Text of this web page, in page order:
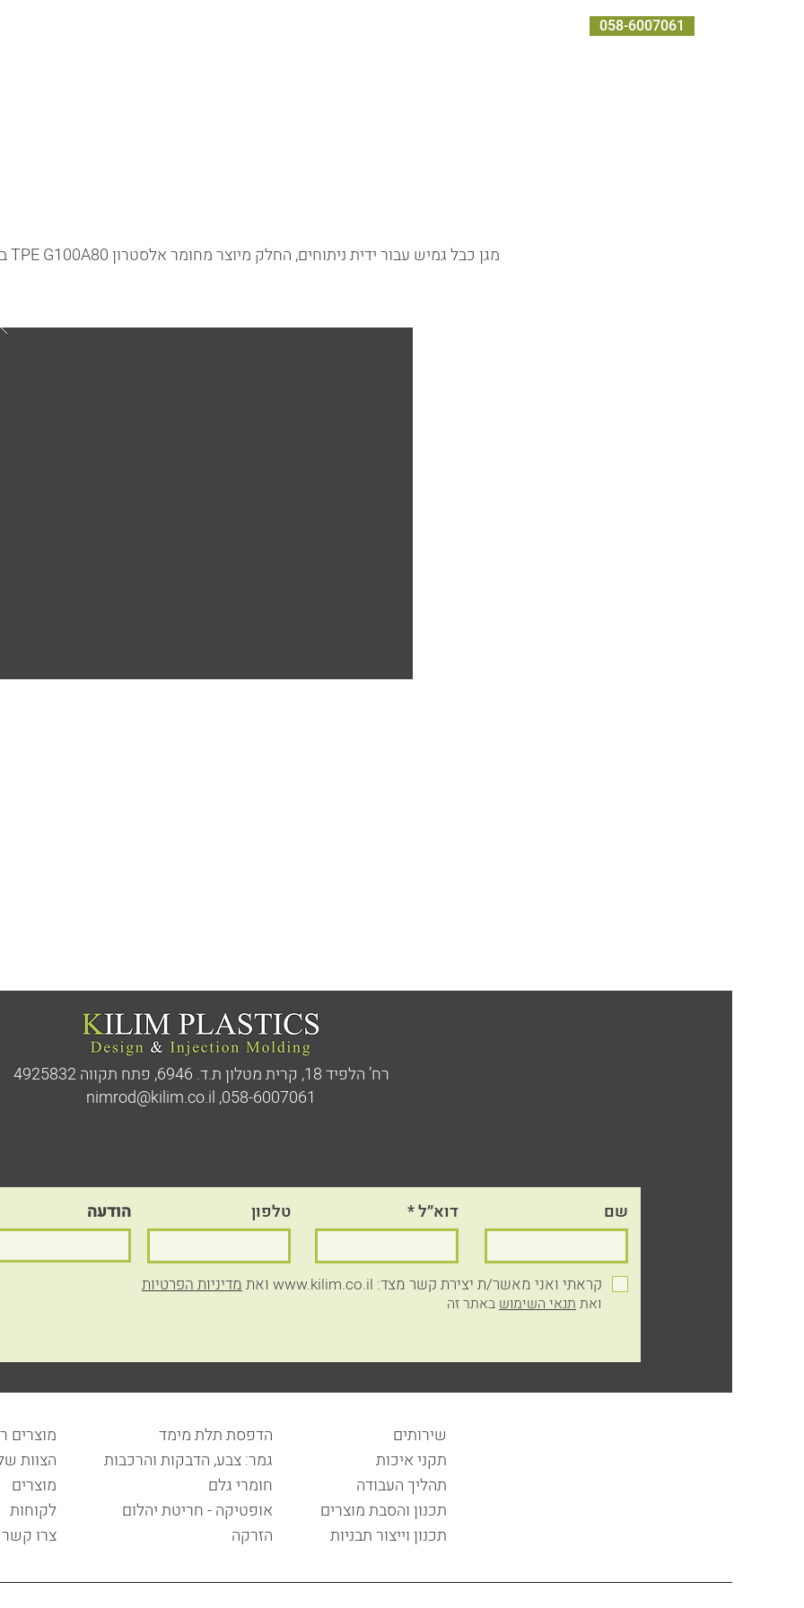
058-6007061
מגן כבל גמיש עבור ידית ניתוחים, החלק מיוצר מחומר אלסטרון TPE G100A80 בתוספת צבע לבן
רח’ הלפיד 18, קרית מטלון ת.ד. 6946,
פתח תקווה 4925832
058-6007061
,
nimrod@kilim.co.il
הודעה טלפון דוא״ל שם
קראתי ואני מאשר/ת יצירת קשר מצד: www.kilim.co.il ואת מדיניות הפרטיות
ואתתנאי השימושבאתר זה
מוצרים
הצוות
מוצרים
לקוחות
צרו קשר
הדפסת תלת מימד
גמר: צבע, הדבקות והרכבות
חומרי גלם
אופטיקה - חריטת יהלום
הזרקה
שירותים
תקני איכות
תהליך העבודה
תכנון והסבת מוצרים
תכנון וייצור תבניות